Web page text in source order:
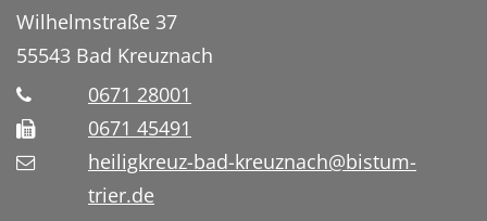
Wilhelmstraße 37
55543 Bad Kreuznach
0671 28001
0671 45491
heiligkreuz-bad-kreuznach@bistum-
trier.de